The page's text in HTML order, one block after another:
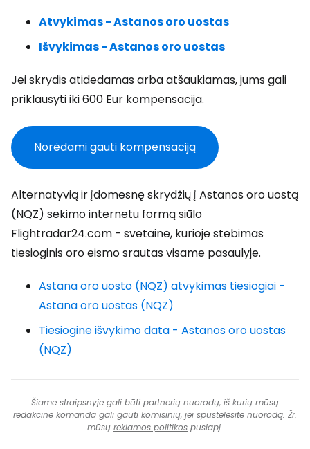
Atvykimas - Astanos oro uostas
Išvykimas - Astanos oro uostas
Jei skrydis atidedamas arba atšaukiamas, jums gali
priklausyti iki 600 Eur kompensacija.
Norėdami gauti kompensaciją
Alternatyvią ir įdomesnę skrydžių į Astanos oro uostą
(NQZ) sekimo internetu formą siūlo
Flightradar24.com - svetainė, kurioje stebimas
tiesioginis oro eismo srautas visame pasaulyje.
Astana oro uosto (NQZ) atvykimas tiesiogiai -
Astana oro uostas (NQZ)
Tiesioginė išvykimo data - Astanos oro uostas
(NQZ)
Šiame straipsnyje gali būti partnerių nuorodų, iš kurių mūsų
redakcinė komanda gali gauti komisinių, jei spustelėsite nuorodą. Žr.
mūsų reklamos politikos puslapį.